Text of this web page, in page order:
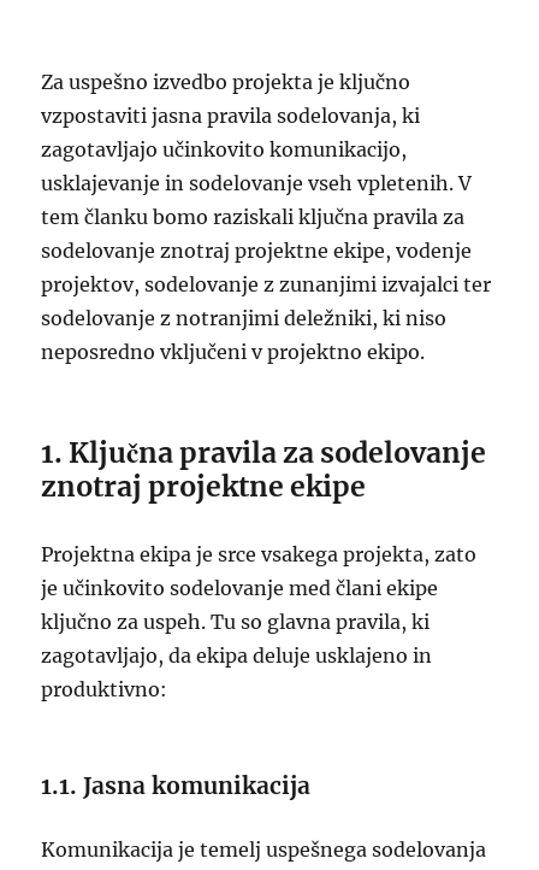
Za uspešno izvedbo projekta je ključno
vzpostaviti jasna pravila sodelovanja, ki
zagotavljajo učinkovito komunikacijo,
usklajevanje in sodelovanje vseh vpletenih. V
tem članku bomo raziskali ključna pravila za
sodelovanje znotraj projektne ekipe, vodenje
projektov, sodelovanje z zunanjimi izvajalci ter
sodelovanje z notranjimi deležniki, ki niso
neposredno vključeni v projektno ekipo.
1. Ključna pravila za sodelovanje
znotraj projektne ekipe
Projektna ekipa je srce vsakega projekta, zato
je učinkovito sodelovanje med člani ekipe
ključno za uspeh. Tu so glavna pravila, ki
zagotavljajo, da ekipa deluje usklajeno in
produktivno:
1.1. Jasna komunikacija
Komunikacija je temelj uspešnega sodelovanja